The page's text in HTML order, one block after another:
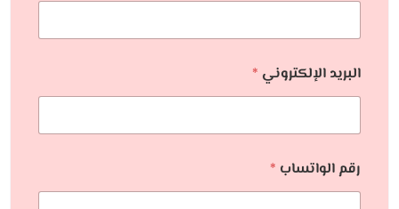
البريد الإلكتروني *
رقم الواتساب *